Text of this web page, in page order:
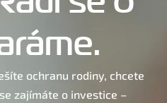
ochranu rodiny, chcete
zajímáte o investice –